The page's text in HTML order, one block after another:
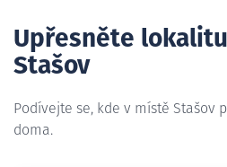
Upřesněte
Stašov
Podívejte se, kde v místě Stašov
doma.